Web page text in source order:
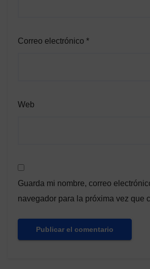
Correo electrónico *
Web
Guarda mi nombre, correo
navegador para la próxima vez que